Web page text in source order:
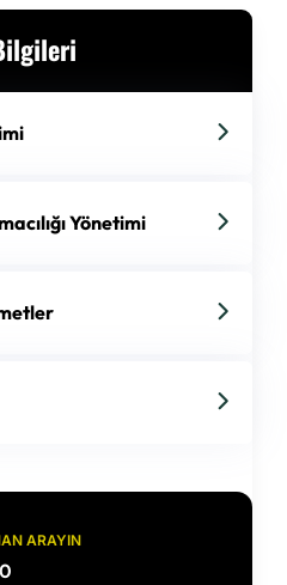
Yönetimi
ARAYIN